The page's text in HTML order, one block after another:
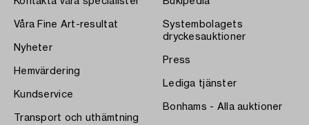
Våra Fine Art-resultat
Nyheter
Hemvärdering
Kundservice
Transport och uthämtning
Systembolagets
dryckesauktioner
Press
Lediga tjänster
Bonhams - Alla auktioner